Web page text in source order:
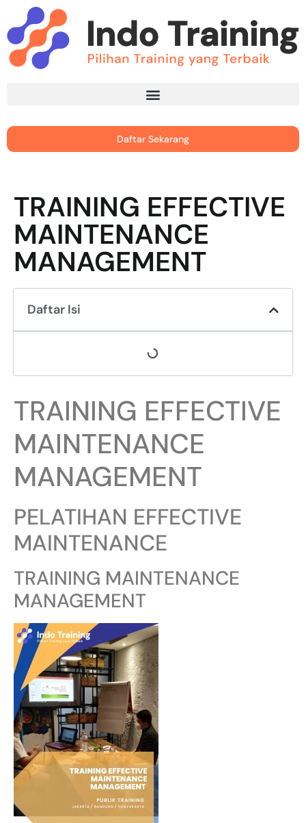
Daftar Sekarang
TRAINING EFFECTIVE
MAINTENANCE
MANAGEMENT
Daftar Isi
TRAINING EFFECTIVE
MAINTENANCE
MANAGEMENT
PELATIHAN EFFECTIVE
MAINTENANCE
TRAINING MAINTENANCE
MANAGEMENT